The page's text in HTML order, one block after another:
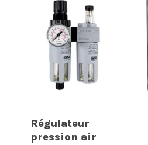
Régulateur
pression air